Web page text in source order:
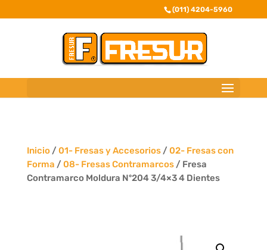
(011) 4204-5960
Inicio/ 01- Fresas y Accesorios/ 02- Fresas con
Forma / 08- Fresas Contramarcos/ Fresa
Contramarco Moldura Nº204 3/4×3 4 Dientes